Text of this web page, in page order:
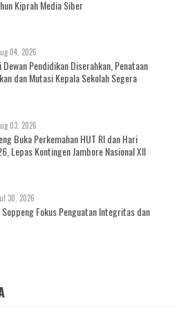
Kiprah Media Siber
04, 2026
Dewan Pendidikan Diserahkan, Penataan
dan Mutasi Kepala Sekolah Segera
03, 2026
Buka Perkemahan HUT RI dan Hari
Lepas Kontingen Jambore Nasional XII
30, 2026
Soppeng Fokus Penguatan Integritas dan